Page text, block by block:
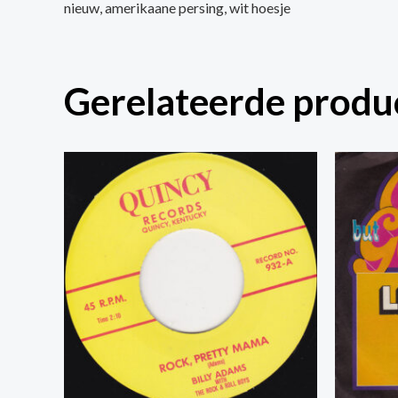
nieuw, amerikaane persing, wit hoesje
Gerelateerde